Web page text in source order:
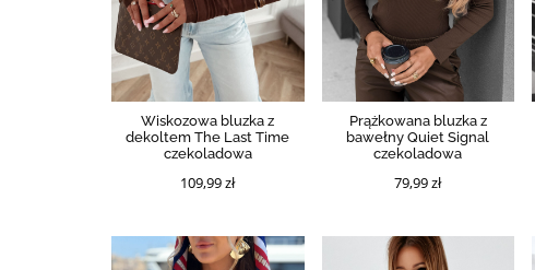
Wiskozowa bluzka z
dekoltem The Last Time
czekoladowa
109,99 zł
Prążkowana bluzka z
bawełny Quiet Signal
czekoladowa
79,99 zł